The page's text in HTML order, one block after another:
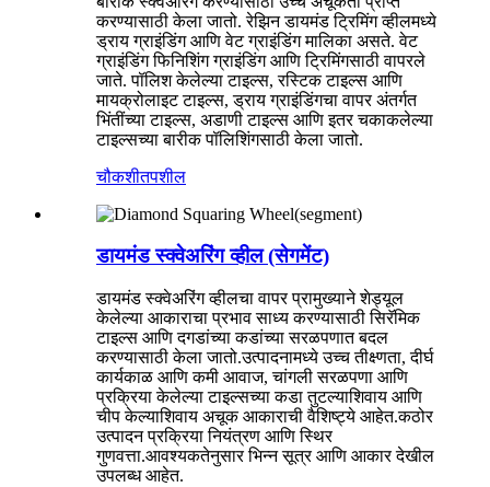
करण्यासाठी केला जातो. रेझिन डायमंड ट्रिमिंग व्हीलमध्ये
ड्राय ग्राइंडिंग आणि वेट ग्राइंडिंग मालिका असते. वेट
ग्राइंडिंग फिनिशिंग ग्राइंडिंग आणि ट्रिमिंगसाठी वापरले
जाते. पॉलिश केलेल्या टाइल्स, रस्टिक टाइल्स आणि
मायक्रोलाइट टाइल्स, ड्राय ग्राइंडिंगचा वापर अंतर्गत
भिंतींच्या टाइल्स, अडाणी टाइल्स आणि इतर चकाकलेल्या
टाइल्सच्या बारीक पॉलिशिंगसाठी केला जातो.
चौकशीतपशील
डायमंड स्क्वेअरिंग व्हील (सेगमेंट)
डायमंड स्क्वेअरिंग व्हीलचा वापर प्रामुख्याने शेड्यूल
केलेल्या आकाराचा प्रभाव साध्य करण्यासाठी सिरॅमिक
टाइल्स आणि दगडांच्या कडांच्या सरळपणात बदल
करण्यासाठी केला जातो.उत्पादनामध्ये उच्च तीक्ष्णता, दीर्घ
कार्यकाळ आणि कमी आवाज, चांगली सरळपणा आणि
प्रक्रिया केलेल्या टाइल्सच्या कडा तुटल्याशिवाय आणि
चीप केल्याशिवाय अचूक आकाराची वैशिष्ट्ये आहेत.कठोर
उत्पादन प्रक्रिया नियंत्रण आणि स्थिर
गुणवत्ता.आवश्यकतेनुसार भिन्न सूत्र आणि आकार देखील
उपलब्ध आहेत.